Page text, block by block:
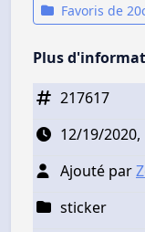
Favoris de
Plus
217617
12/19/2020,
Ajouté par
sticker